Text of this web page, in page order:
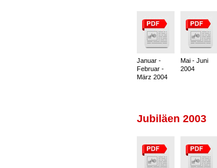
Januar -
Februar -
März 2004
Mai - Juni
2004
Jubiläen 2003